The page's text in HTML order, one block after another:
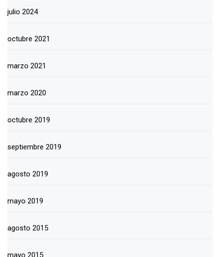
julio 2024
octubre 2021
marzo 2021
marzo 2020
octubre 2019
septiembre 2019
agosto 2019
mayo 2019
agosto 2015
mayo 2015